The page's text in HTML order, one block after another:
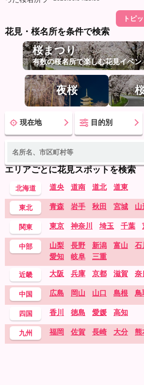
トピ
花見・桜名所を条件で検索
桜まつり
有数の桜名所で楽しむ花見イベン
夜桜
現在地 目的別
エリアごとに花見スポットを検索
北海道 道央 道南 道北 道東
東北 青森 岩手 秋田 宮城 山
関東 東京 神奈川 埼玉 千葉
中部 山梨 長野 新潟 富山 石
愛知
岐阜 三重
近畿 大阪 兵庫 京都 滋賀 奈
中国 広島 岡山 山口 島根 鳥
四国 香川 徳島 愛媛 高知
九州 福岡 佐賀 長崎 大分 熊